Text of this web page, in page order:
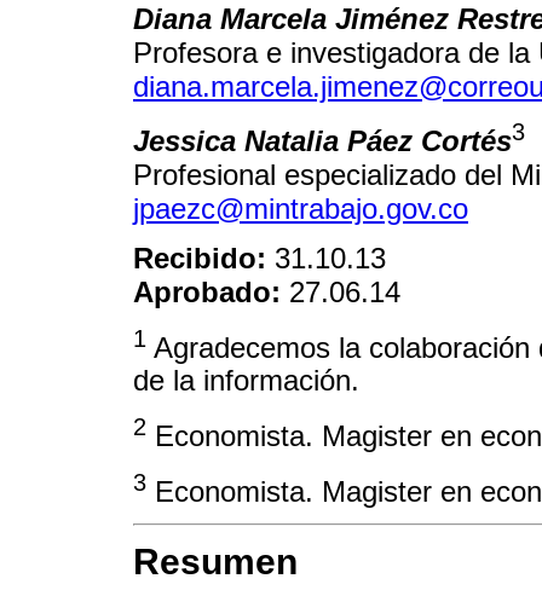
Diana Marcela Jiménez
Profesora e investigadora de
Jessica Natalia Páez Cortés3
Profesional especializado del
jpaezc@mintrabajo.gov.co
Recibido: 31.10.13
Aprobado: 27.06.14
1 Agradecemos la
de la información.
2 Economista. Magister en
3 Economista. Magister en
Resumen